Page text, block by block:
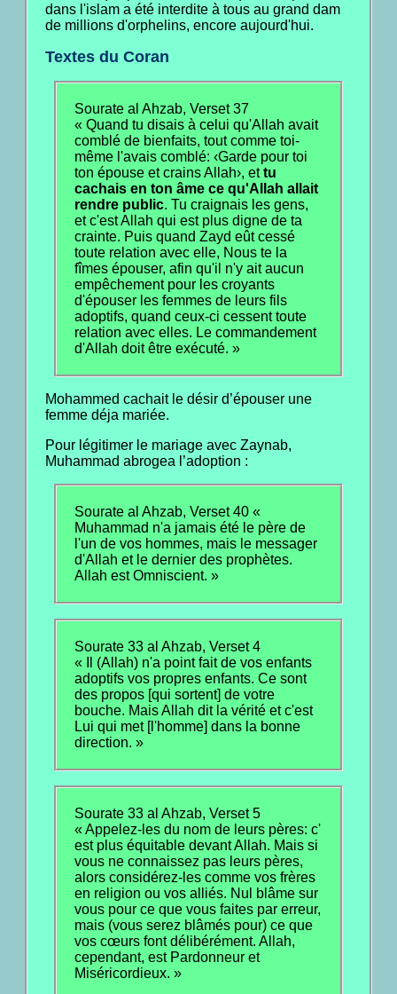
dans l'islam a été interdite à tous au grand dam
de millions d'orphelins, encore aujourd'hui.
Textes du Coran
Sourate al Ahzab, Verset 37
« Quand tu disais à celui qu'Allah avait
comblé de bienfaits, tout comme toi-
même l'avais comblé: ‹Garde pour toi
ton épouse et crains Allah›, ettu
cachais en ton âme ce qu'Allah allait
rendre public. Tu craignais les gens,
et c'est Allah qui est plus digne de ta
crainte. Puis quand Zayd eût cessé
toute relation avec elle, Nous te la
fîmes épouser, afin qu'il n'y ait aucun
empêchement pour les croyants
d'épouser les femmes de leurs fils
adoptifs, quand ceux-ci cessent toute
relation avec elles. Le commandement
d'Allah doit être exécuté. »
Mohammed cachait le désir d’épouser une
femme déja mariée.
Pour légitimer le mariage avec Zaynab,
Muhammad abrogea l’adoption :
Sourate al Ahzab, Verset 40 «
Muhammad n'a jamais été le père de
l'un de vos hommes, mais le messager
d'Allah et le dernier des prophètes.
Allah est Omniscient. »
Sourate 33 al Ahzab, Verset 4
« Il (Allah) n'a point fait de vos enfants
adoptifs vos propres enfants. Ce sont
des propos [qui sortent] de votre
bouche. Mais Allah dit la vérité et c'est
Lui qui met [l'homme] dans la bonne
direction. »
Sourate 33 al Ahzab, Verset 5
« Appelez-les du nom de leurs pères: c'
est plus équitable devant Allah. Mais si
vous ne connaissez pas leurs pères,
alors considérez-les comme vos frères
en religion ou vos alliés. Nul blâme sur
vous pour ce que vous faites par erreur,
mais (vous serez blâmés pour) ce que
vos cœurs font délibérément. Allah,
cependant, est Pardonneur et
Miséricordieux. »